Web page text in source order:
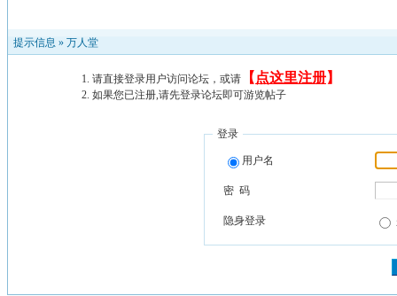
提示信息 » 万人堂
请直接登录用户访问论坛，或请 【 点这里注册】
如果您已注册,请先登录论坛即可游览帖子
登录
用户名
密 码
隐身登录